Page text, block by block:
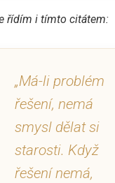
řídím i tímto citátem:
„Má-li problém
řešení, nemá
smysl dělat si
starosti. Když
řešení nemá,